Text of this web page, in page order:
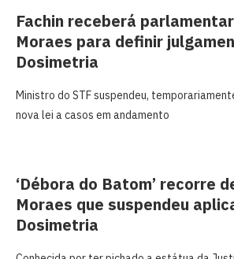
Fachin receberá
Moraes para definir
Dosimetria
Ministro do STF suspendeu,
nova lei a casos em andamento
‘Débora do Batom’ recorre
Moraes que suspendeu
Dosimetria